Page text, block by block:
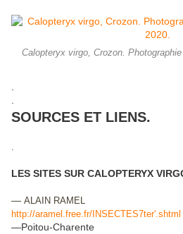
Calopteryx virgo, Crozon.
SOURCES ET LIENS.
.
LES SITES SUR CALOPTERYX
— ALAIN RAMEL
http://aramel.free.fr/INSECTES7ter'.shtml
—Poitou-Charente